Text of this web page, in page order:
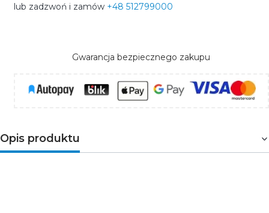
lub zadzwoń i zamów +48 512799000
Gwarancja bezpiecznego zakupu
Opis produktu